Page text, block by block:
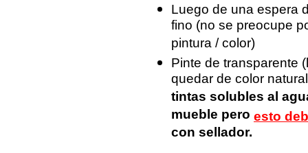
Luego de una espera
fino (no se preocupe
pintura / color)
Pinte de transparente
quedar de color
tintas solubles al
mueble pero esto
con sellador.